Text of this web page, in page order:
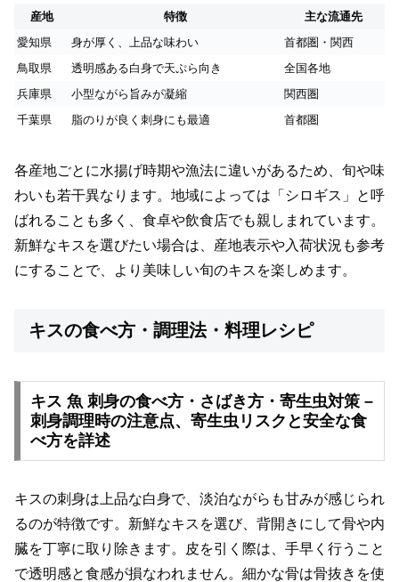
産地 特徴
主な流通先
愛知県
身が厚く、上品な味わい
首都圏・関西
鳥取県
透明感ある白身で天ぷら向き
全国各地
兵庫県
小型ながら旨みが凝縮
関西圏
千葉県
脂のりが良く刺身にも最適 首都圏
各産地ごとに水揚げ時期や漁法に違いがあるため、旬や味
わいも若干異なります。地域によっては「シロギス」と呼
ばれることも多く、食卓や飲食店でも親しまれています。
新鮮なキスを選びたい場合は、産地表示や入荷状況も参考
にすることで、より美味しい旬のキスを楽しめます。
キスの食べ方・調理法・料理レシピ
キス 魚 刺身の食べ方・さばき方・寄生虫対策 –
刺身調理時の注意点、寄生虫リスクと安全な食
べ方を詳述
キスの刺身は上品な白身で、淡泊ながらも甘みが感じられ
るのが特徴です。新鮮なキスを選び、背開きにして骨や内
臓を丁寧に取り除きます。皮を引く際は、手早く行うこと
で透明感と食感が損なわれません。細かな骨は骨抜きを使